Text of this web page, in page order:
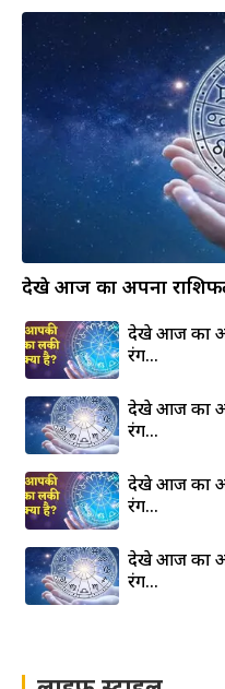
देखे आज का अपना
देखे आज का
रंग…
देखे आज का
रंग…
देखे आज का
रंग…
देखे आज का
रंग…